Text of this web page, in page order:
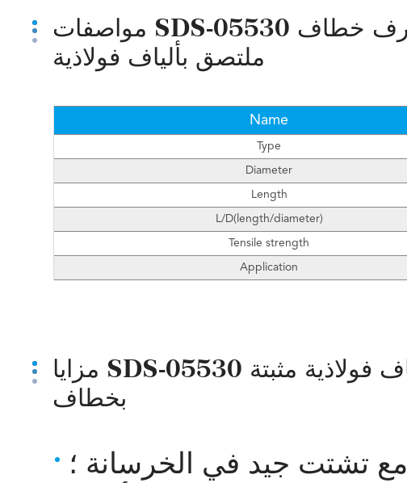
مواصفات SDS-05530 قطرها 0.55 مم 30 مم طول طرف خطاف
ملتصق بألياف فولاذية
Name
Type
Diameter
Length
L/D(length/diameter)
Tensile strength
Application
مزايا SDS-05530 بقطر 0.55 مم وطول 30 مم وألياف فولاذية مثبتة
بخطاف
مع تشتت جيد في الخرسانة ؛